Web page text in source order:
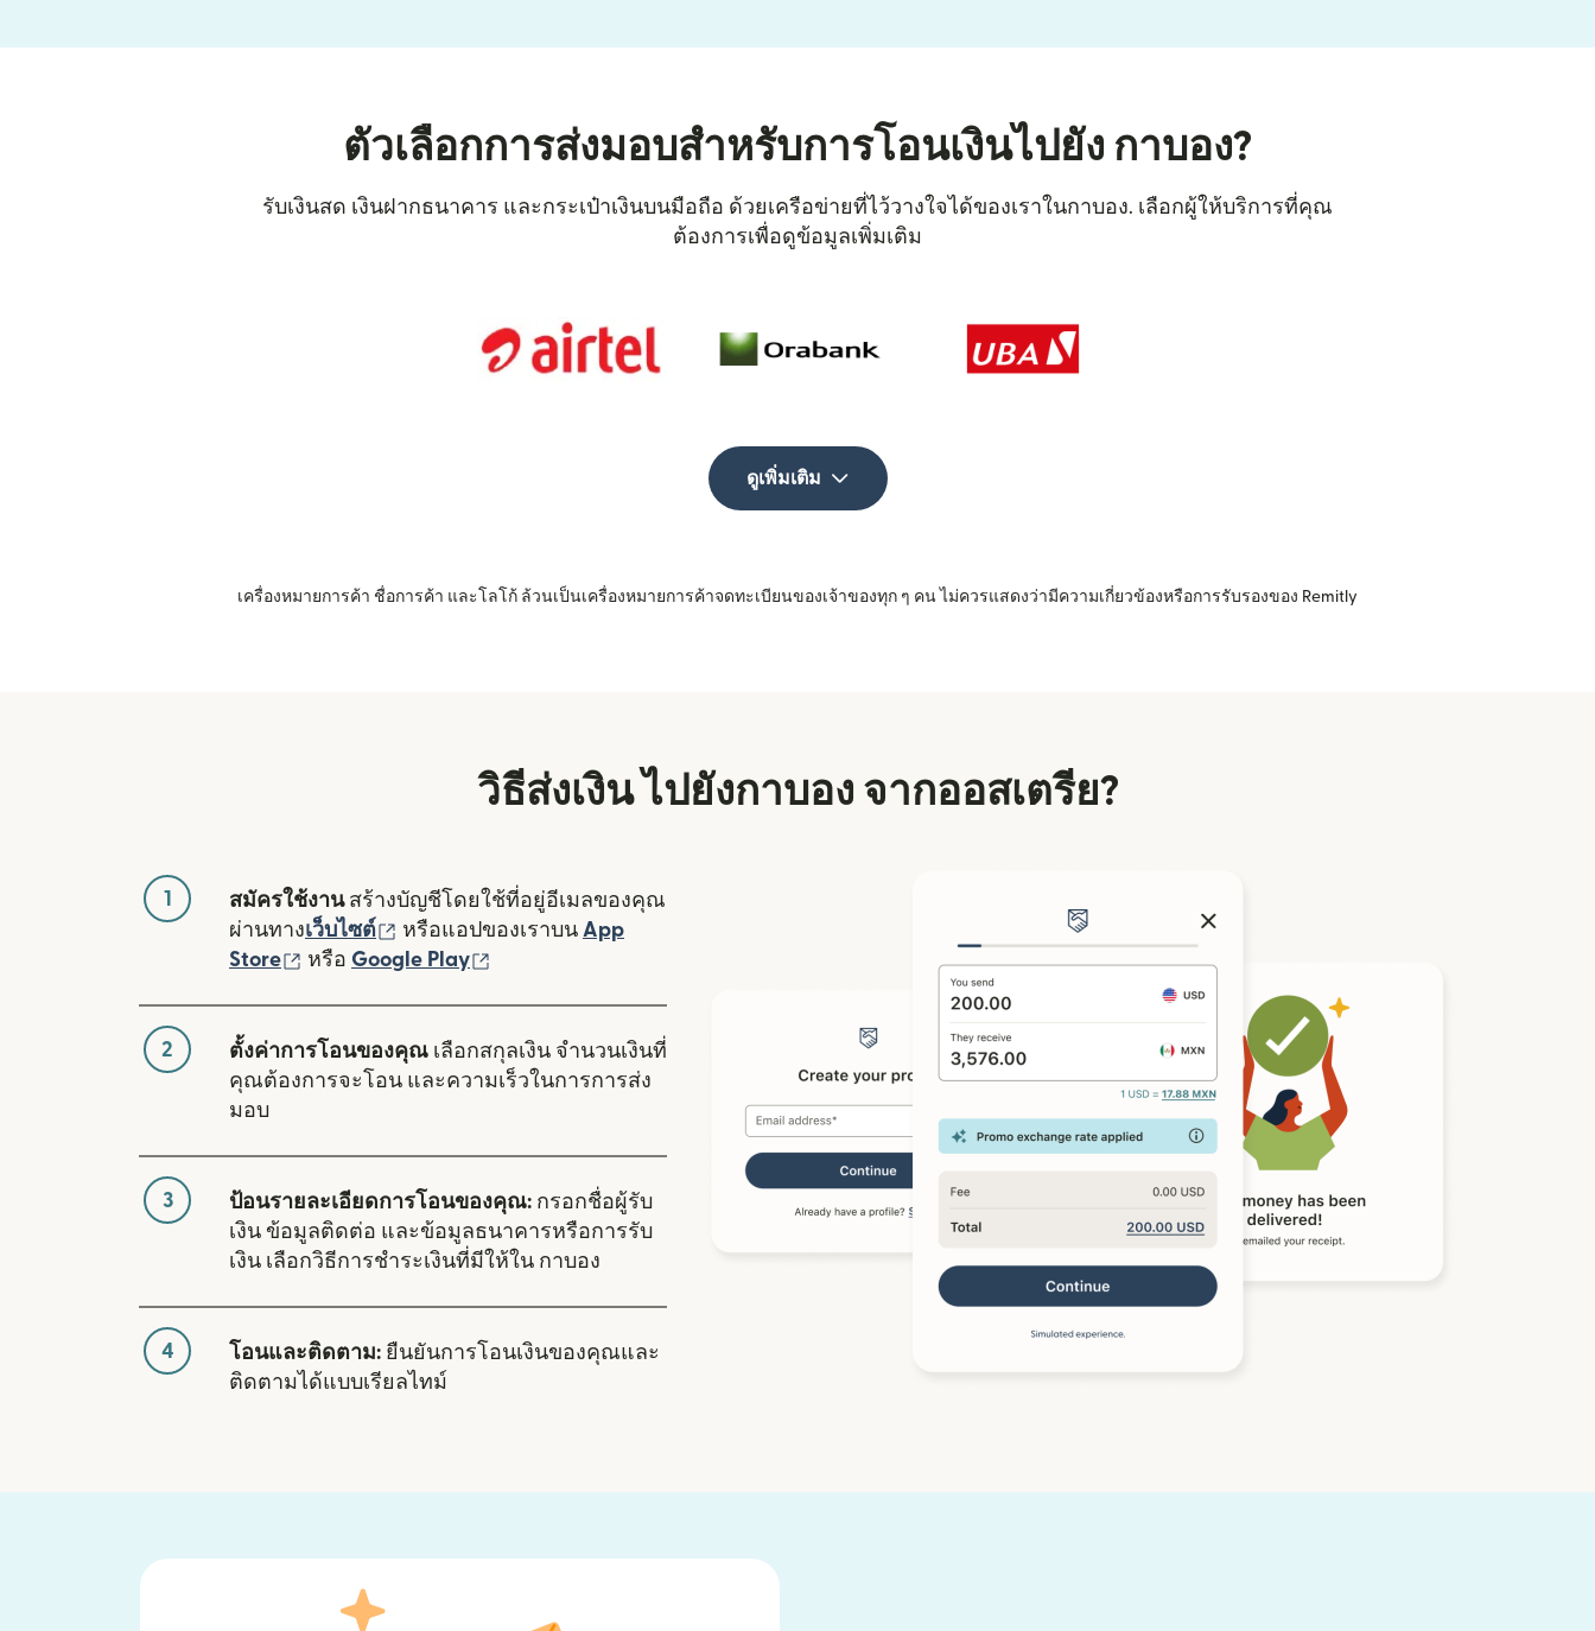
ตัวเลือกการส่งมอบสำหรับการโอนเงินไปยัง กาบอง?
รับเงินสด เงินฝากธนาคาร และกระเป๋าเงินบนมือถือ ด้วยเครือข่ายที่ไว้วางใจได้ของเราในกาบอง. เลือกผู้ให้บริการที่คุณ
ต้องการเพื่อดูข้อมูลเพิ่มเติม
ดูเพิ่มเติม
เครื่องหมายการค้า ชื่อการค้า และโลโก้ ล้วนเป็นเครื่องหมายการค้าจดทะเบียนของเจ้าของทุก ๆ คน ไม่ควรแสดงว่ามีความเกี่ยวข้องหรือการรับรองของ Remitly
วิธีส่งเงิน ไปยังกาบอง จากออสเตรีย?
1 สมัครใช้งานสร้างบัญชีโดยใช้ที่อยู่อีเมลของคุณ
ผ่านทางเว็บไซต์ (เปิดในหน้าต่างใหม่)
หรือแอปของเราบน App
Store
(เปิดในหน้าต่างใหม่)
หรือ Google Play
2 ตั้งค่าการโอนของคุณ เลือกสกุลเงิน จำนวนเงินที่
คุณต้องการจะโอน และความเร็วในการการส่ง
มอบ
3 ป้อนรายละเอียดการโอนของคุณ: กรอกชื่อผู้รับ
เงิน ข้อมูลติดต่อ และข้อมูลธนาคารหรือการรับ
เงิน เลือกวิธีการชำระเงินที่มีให้ใน กาบอง
4 โอนและติดตาม: ยืนยันการโอนเงินของคุณและ
ติดตามได้แบบเรียลไทม์